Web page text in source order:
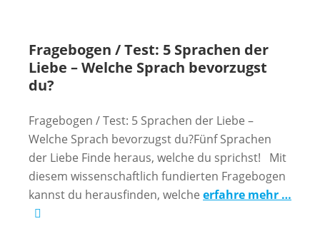
Fragebogen / Test: 5 Sprachen der
Liebe – Welche Sprach bevorzugst
du?
Fragebogen / Test: 5 Sprachen der Liebe –
Welche Sprach bevorzugst du?Fünf Sprachen
der Liebe Finde heraus, welche du sprichst! Mit
diesem wissenschaftlich fundierten Fragebogen
kannst du herausfinden, welche erfahre mehr …